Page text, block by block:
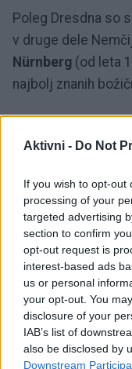
Aktivni - Do Not
If you wish to opt-out
processing of your
targeted advertising
section to confirm
opt-out request is
interest-based ads
us or personal
your opt-out. You
disclosure of your
IAB’s list of
also be disclosed by
Downstream
Poleg Dresdna so
v druge dele
Nürnberg (od leta
najbolj znanih
vonj po kuhanem
Najlepši
1.Dresden,
Eden najstarejših
tradicionalnem
čudovitih lesenih